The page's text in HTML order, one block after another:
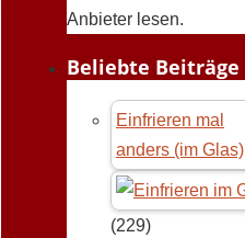
Anbieter lesen.
Beliebte Beiträge
Einfrieren mal
anders (im Glas)
(229)